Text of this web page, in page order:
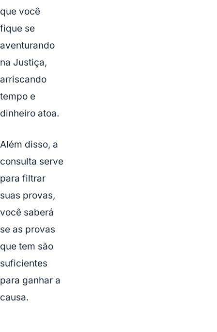
que você
fique se
aventurando
na Justiça,
arriscando
tempo e
dinheiro atoa.
Além disso, a
consulta serve
para filtrar
suas provas,
você saberá
se as provas
que tem são
suficientes
para ganhar a
causa.